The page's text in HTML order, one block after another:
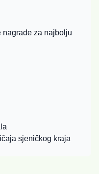
za najbolju